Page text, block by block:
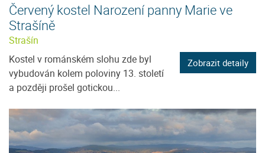
Červený kostel Narození panny Marie ve
Strašíně
Strašín
Kostel v románském slohu zde byl
vybudován kolem poloviny 13. století
a později prošel gotickou...
Zobrazit detaily